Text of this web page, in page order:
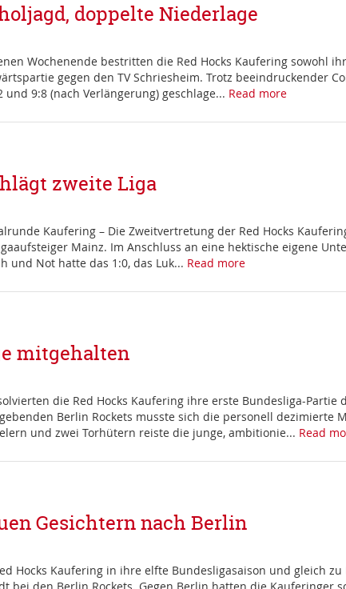
doppelte Niederlage
Wochenende bestritten die Red Hocks Kaufering sowohl
gegen den TV Schriesheim. Trotz beeindruckender
9:8 (nach Verlängerung) geschlage... Read more
zweite Liga
Kaufering – Die Zweitvertretung der Red Hocks
Mainz. Im Anschluss an eine hektische eigene
und Not hatte das 1:0, das Luk... Read more
mitgehalten
die Red Hocks Kaufering ihre erste Bundesliga-
Berlin Rockets musste sich die personell
und zwei Torhütern reiste die junge, ambitionie... Read
Gesichtern nach Berlin
Hocks Kaufering in ihre elfte Bundesligasaison und gleich